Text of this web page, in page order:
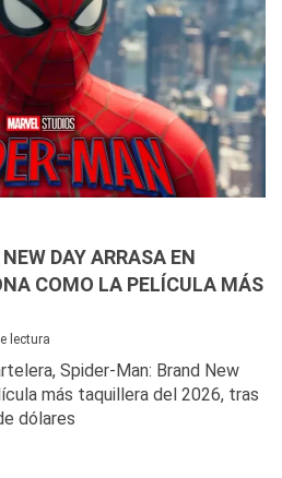
DAY ARRASA EN
COMO LA PELÍCULA MÁS
lectura
Spider-Man: Brand New
más taquillera del 2026, tras
dólares